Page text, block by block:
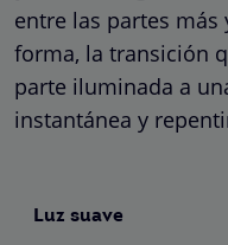
entre las partes
forma, la transición
parte iluminada a
instantánea y
Luz suave